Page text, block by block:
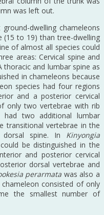
was left out.
dwelling chameleons
(15 to 19) than tree-dwelling
of almost all species could
areas: Cervical spine and
and lumbar spine as
in chameleons because
species had four regions
and a posterior cervical
only two vertebrae with rib
had two additional lumbar
transitional vertebrae in the
spine. In Kinyongia
be distinguished in the
and posterior cervical
dorsal vertebrae and
perarmata was also a
consisted of only
the smallest number of